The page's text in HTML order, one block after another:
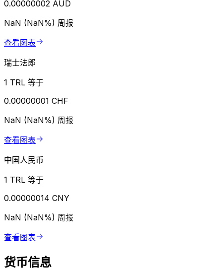
0.00000002 AUD
NaN (NaN%) 周报
查看图表
瑞士法郎
1 TRL 等于
0.00000001 CHF
NaN (NaN%) 周报
查看图表
中国人民币
1 TRL 等于
0.00000014 CNY
NaN (NaN%) 周报
查看图表
货币信息